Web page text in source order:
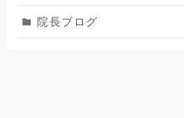
院長ブログ